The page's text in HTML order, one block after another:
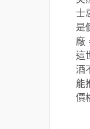
士
是
廠
這
酒
能
價